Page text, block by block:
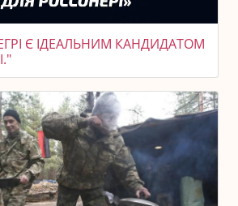
Є ІДЕАЛЬНИМ КАНДИДАТОМ